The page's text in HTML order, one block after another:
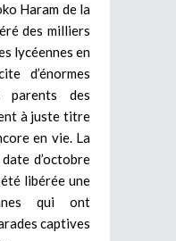
Haram de la
des milliers
lycéennes en
d’énormes
parents des
à juste titre
en vie. La
d’octobre
libérée une
qui ont
captives